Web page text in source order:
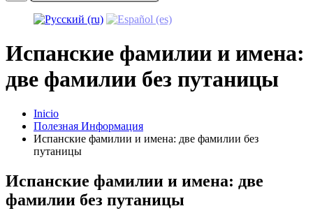
Испанские фамилии и имена:
две фамилии без путаницы
Inicio
Полезная Информация
Испанские фамилии и имена: две фамилии без
путаницы
Испанские фамилии и имена: две
фамилии без путаницы